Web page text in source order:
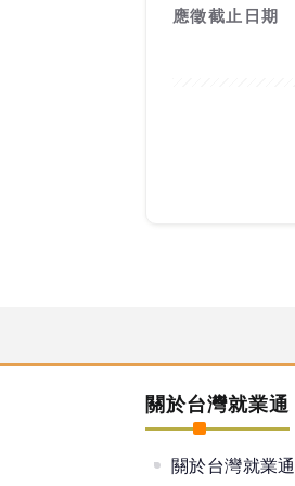
應徵截止日期
關於台灣就業通
關於台灣就業通